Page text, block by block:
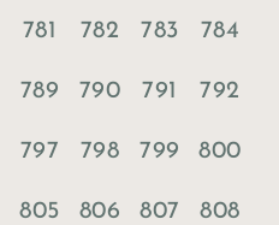
781 782 783 784
789 790 791 792
797 798 799 800
805 806 807 808